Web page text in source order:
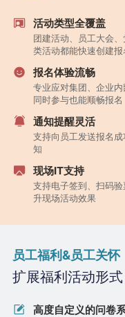
活动类型全覆盖
团建活动、员工大会
类活动都能快速创建
报名体验流畅
专业应对集团、企业
同时参与也能顺畅报名
通知提醒灵活
支持向员工发送报名
知
现场IT支持
支持电子签到、扫码
升现场活动效果
员工福利&员工关怀
扩展福利活动形
高度自定义的问卷